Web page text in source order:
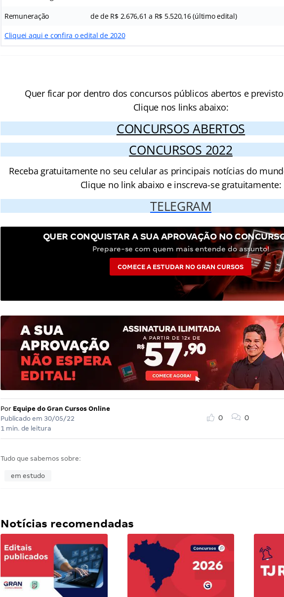
Remuneração de de R$ 2.676,61 a R$ 5.520,16 (último edital)
Cliquei aqui e confira o edital de 2020
Quer ficar por dentro dos concursos públicos abertos e
Clique nos links abaixo:
CONCURSOS ABERTOS
CONCURSOS 2022
Receba gratuitamente no seu celular as principais notícias do
Clique no link abaixo e inscreva-se gratuitamente:
TELEGRAM
QUER CONQUISTAR A SUA APROVAÇÃO NO
Prepare-se com quem mais entende do assunto!
COMECE A ESTUDAR NO GRAN CURSOS
Por Equipe do Gran Cursos Online
Publicado em 30/05/22
1 min. de leitura
0 0
Tudo que sabemos sobre:
em estudo
Notícias recomendadas